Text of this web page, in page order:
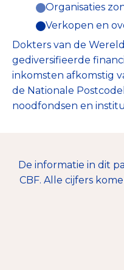
€
Organisaties
Verkopen en
Dokters van de
gediversifieerde
inkomsten afkomstig
de Nationale
noodfondsen en
De informatie in dit
CBF. Alle cijfers